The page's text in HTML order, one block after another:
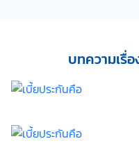
อื่นๆ ท่านสามารถอ่าน
ส่วนบุคคลและสิทธิข
ความยินยอม ทั้งนี้ ก่อ
รายละเอียดจากเอก
เปิดเผยข้อมูลส่วนบุค
บทความเรื่